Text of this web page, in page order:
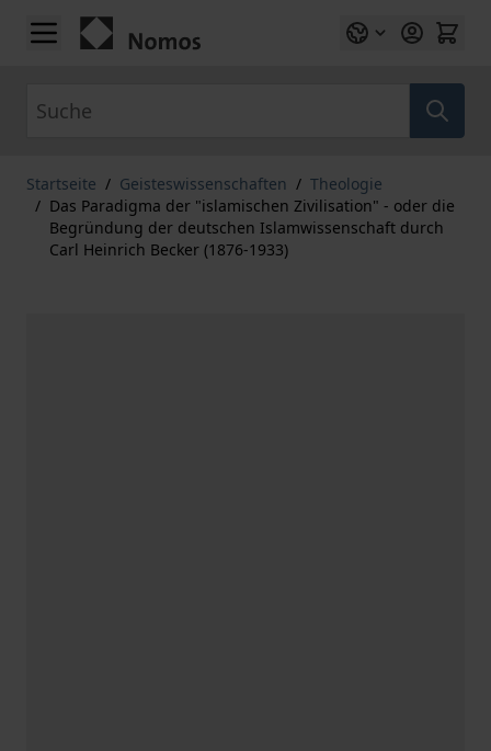
Zum Inhalt springen
Startseite / Geisteswissenschaften / Theologie
/ Das Paradigma der "islamischen Zivilisation" - oder die
Begründung der deutschen Islamwissenschaft durch
Carl Heinrich Becker (1876-1933)